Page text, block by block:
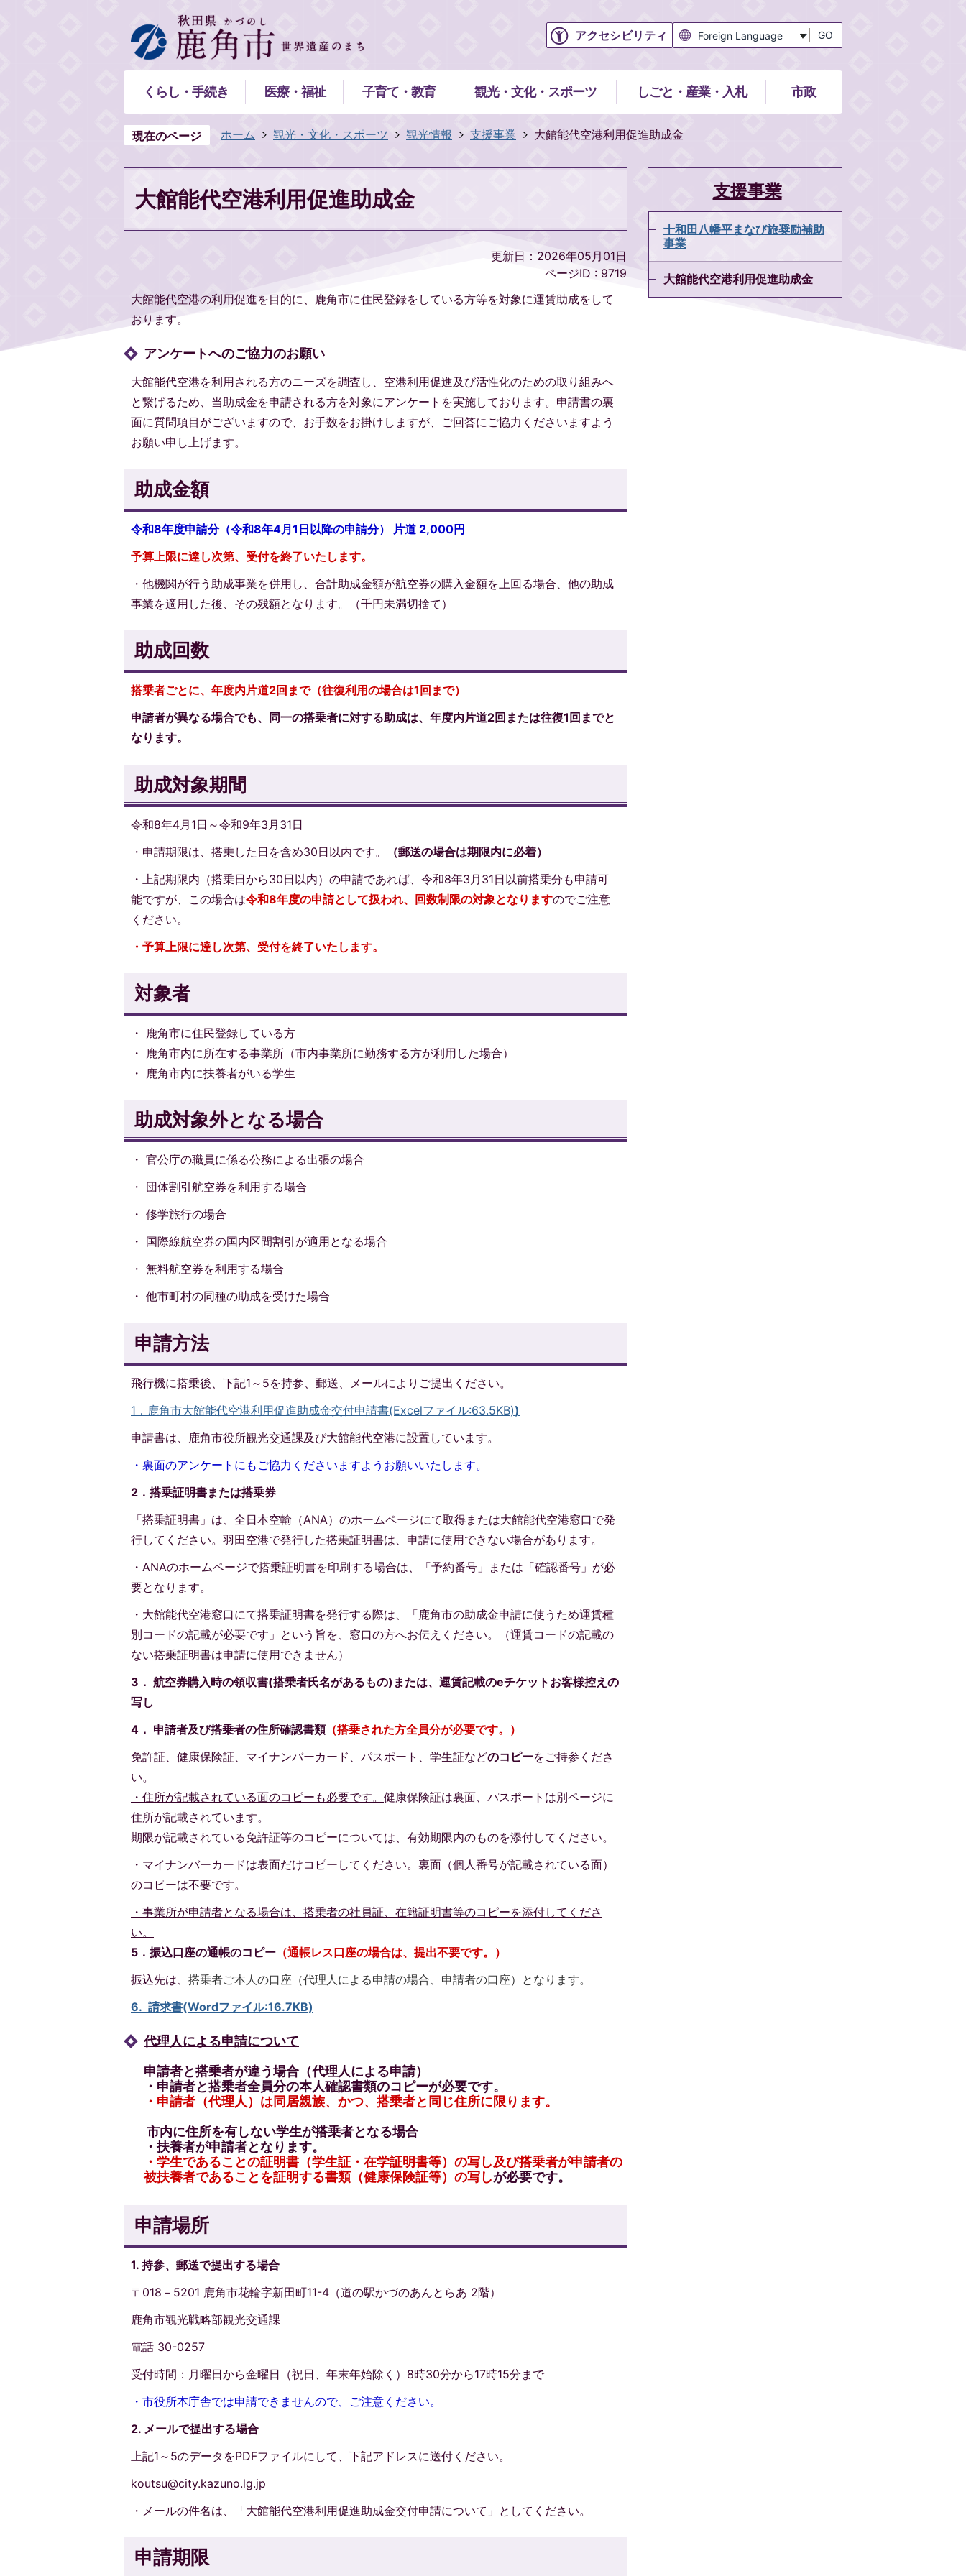
アクセシビリティ GO
くらし・手続き 医療・福祉 子育て・教育 観光・文化・スポーツ しごと・産業・入札 市政
現在のページ ホーム 観光・文化・スポーツ 観光情報 支援事業 大館能代空港利用促進助成金
大館能代空港利用促進助成金
更新日：2026年05月01日
ページID : 9719
大館能代空港の利用促進を目的に、鹿角市に住民登録をしている方等を対象に運賃助成をして
おります。
アンケートへのご協力のお願い
大館能代空港を利用される方のニーズを調査し、空港利用促進及び活性化のための取り組みへ
と繋げるため、当助成金を申請される方を対象にアンケートを実施しております。申請書の裏
面に質問項目がございますので、お手数をお掛けしますが、ご回答にご協力くださいますよう
お願い申し上げます。
助成金額
令和8年度申請分（令和8年4月1日以降の申請分） 片道 2,000円
予算上限に達し次第、受付を終了いたします。
・他機関が行う助成事業を併用し、合計助成金額が航空券の購入金額を上回る場合、他の助成
事業を適用した後、その残額となります。（千円未満切捨て）
助成回数
搭乗者ごとに、年度内片道2回まで（往復利用の場合は1回まで）
申請者が異なる場合でも、同一の搭乗者に対する助成は、年度内片道2回または往復1回までと
なります。
助成対象期間
令和8年4月1日～令和9年3月31日
・申請期限は、搭乗した日を含め30日以内です。
（郵送の場合は期限内に必着）
・上記期限内（搭乗日から30日以内）の申請であれば、令和8年3月31日以前搭乗分も申請可
能ですが、この場合は令和8年度の申請として扱われ、回数制限の対象となりますのでご注意
ください。
・予算上限に達し次第、受付を終了いたします。
対象者
・ 鹿角市に住民登録している方
・ 鹿角市内に所在する事業所（市内事業所に勤務する方が利用した場合）
・ 鹿角市内に扶養者がいる学生
助成対象外となる場合
・ 官公庁の職員に係る公務による出張の場合
・ 団体割引航空券を利用する場合
・ 修学旅行の場合
・ 国際線航空券の国内区間割引が適用となる場合
・ 無料航空券を利用する場合
・ 他市町村の同種の助成を受けた場合
申請方法
飛行機に搭乗後、下記1～5を持参、郵送、メールによりご提出ください。
1．鹿角市大館能代空港利用促進助成金交付申請書(Excelファイル:63.5KB))
申請書は、鹿角市役所観光交通課及び大館能代空港に設置しています。
・裏面のアンケートにもご協力くださいますようお願いいたします。
2．搭乗証明書または搭乗券
「搭乗証明書」は、全日本空輸（ANA）のホームページにて取得または大館能代空港窓口で発
行してください。羽田空港で発行した搭乗証明書は、申請に使用できない場合があります。
・ANAのホームページで搭乗証明書を印刷する場合は、「予約番号」または「確認番号」が必
要となります。
・大館能代空港窓口にて搭乗証明書を発行する際は、「鹿角市の助成金申請に使うため運賃種
別コードの記載が必要です」という旨を、窓口の方へお伝えください。（運賃コードの記載の
ない搭乗証明書は申請に使用できません）
3 ． 航空券購入時の領収書(搭乗者氏名があるもの)または、運賃記載のeチケットお客様控えの
写し
4． 申請者及び搭乗者の住所確認書類（搭乗された方全員分が必要です。）
免許証、健康保険証、マイナンバーカード、パスポート、学生証などのコピーをご持参くださ
い。
・住所が記載されている面のコピーも必要です。 健康保険証は裏面、パスポートは別ページに
住所が記載されています。
期限が記載されている免許証等のコピーについては、有効期限内のものを添付してください。
・マイナンバーカードは表面だけコピーしてください。裏面（個人番号が記載されている面）
のコピーは不要です。
・事業所が申請者となる場合は、搭乗者の社員証、在籍証明書等のコピーを添付してくださ
い。
5 ． 振込口座の通帳のコピー （通帳レス口座の場合は、提出不要です。）
振込先は、 搭乗者ご本人の口座（代理人による申請の場合、申請者の口座）となります。
6. 請求書(Wordファイル:16.7KB)
代理人による申請について
申請者と搭乗者が違う場合（代理人による申請）
・申請者と搭乗者全員分の本人確認書類のコピーが必要です。
・申請者（代理人）は同居親族、かつ、搭乗者と同じ住所に限ります。
市内に住所を有しない学生が搭乗者となる場合
・扶養者が申請者となります。
・学生であることの証明書（学生証・在学証明書等）の写し及び搭乗者が申請者の
被扶養者であることを証明する書類（健康保険証等）の写しが必要です。
申請場所
1. 持参、郵送で提出する場合
〒018－5201 鹿角市花輪字新田町11-4（道の駅かづのあんとらあ 2階）
鹿角市観光戦略部観光交通課
電話 30-0257
受付時間：月曜日から金曜日（祝日、年末年始除く）8時30分から17時15分まで
・市役所本庁舎では申請できませんので、ご注意ください。
2. メールで提出する場合
上記1～5のデータをPDFファイルにして、下記アドレスに送付ください。
koutsu@city.kazuno.lg.jp
・メールの件名は、「大館能代空港利用促進助成金交付申請について」としてください。
申請期限
支援事業
十和田八幡平まなび旅奨励補助
事業
大館能代空港利用促進助成金